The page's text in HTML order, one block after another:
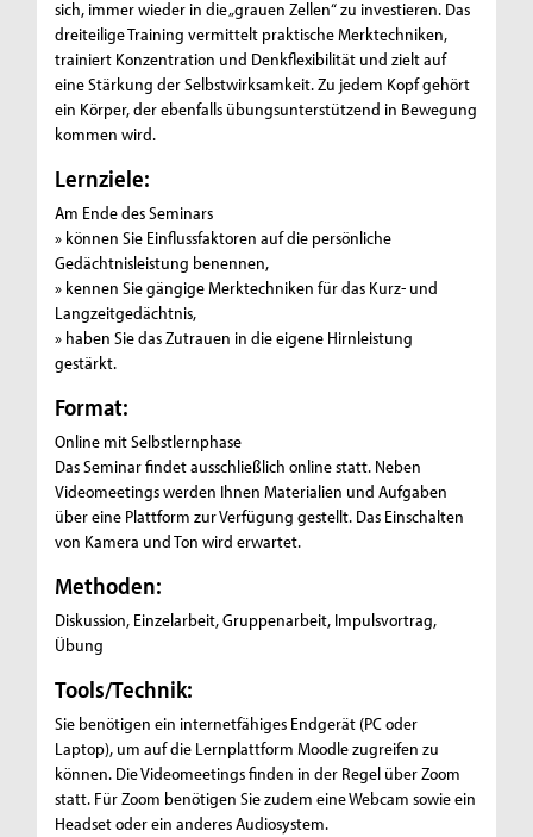
sich, immer wieder in die „grauen Zellen“ zu investieren. Das
dreiteilige Training vermittelt praktische Merktechniken,
trainiert Konzentration und Denkflexibilität und zielt auf
eine Stärkung der Selbstwirksamkeit. Zu jedem Kopf gehört
ein Körper, der ebenfalls übungsunterstützend in Bewegung
kommen wird.
Lernziele:
Am Ende des Seminars
» können Sie Einflussfaktoren auf die persönliche
Gedächtnisleistung benennen,
» kennen Sie gängige Merktechniken für das Kurz- und
Langzeitgedächtnis,
» haben Sie das Zutrauen in die eigene Hirnleistung
gestärkt.
Format:
Online mit Selbstlernphase
Das Seminar findet ausschließlich online statt. Neben
Videomeetings werden Ihnen Materialien und Aufgaben
über eine Plattform zur Verfügung gestellt. Das Einschalten
von Kamera und Ton wird erwartet.
Methoden:
Diskussion, Einzelarbeit, Gruppenarbeit, Impulsvortrag,
Übung
Tools/Technik:
Sie benötigen ein internetfähiges Endgerät (PC oder
Laptop), um auf die Lernplattform Moodle zugreifen zu
können. Die Videomeetings finden in der Regel über Zoom
statt. Für Zoom benötigen Sie zudem eine Webcam sowie ein
Headset oder ein anderes Audiosystem.